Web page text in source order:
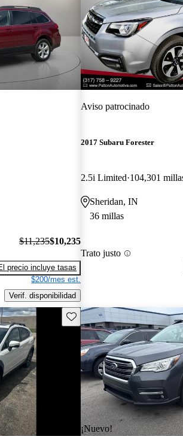
$11,235$10,235
precio incluye tasas
$200/mes est.
Verif. disponibilidad
Aviso patrocinado
2017 Subaru Forester
2.5i Limited 104,301
Sheridan, IN
36 millas
Trato justo
Guarda este Aviso
¡Nuevo!